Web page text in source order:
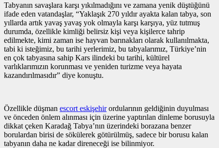
Tabyanın savaşlara karşı yıkılmadığını ve zamana yenik düştüğünü
ifade eden vatandaşlar, “Yaklaşık 270 yıldır ayakta kalan tabya, son
yıllarda artık yavaş yavaş yok olmayla karşı karşıya, yüz tutmuş
durumda, özellikle kimliği belirsiz kişi veya kişilerce tahrip
edilmekte, kimi zaman ise hayvan barınakları olarak kullanılmakta,
tabi ki isteğimiz, bu tarihi yerlerimiz, bu tabyalarımız, Türkiye’nin
en çok tabyasına sahip Kars ilindeki bu tarihi, kültürel
varlıklarımızın korunması ve yeniden turizme veya hayata
kazandırılmasıdır” diye konuştu.
Özellikle düşman escort eskişehirordularının geldiğinin duyulması
ve önceden önlem alınması için üzerine yaptırılan dinleme borusuyla
dikkat çeken Karadağ Tabya’nın üzerindeki borazana benzer
borulardan birisi de sökülerek götürülmüş, sadece bir borusu kalan
tabyanın daha ne kadar direneceği ise bilinmiyor.